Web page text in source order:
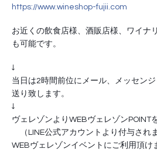
https://www.wineshop-fujii.com
お近くの飲食店様、酒販店様、ワイナ
も可能です。
↓
当日は2時間前位にメール、メッセン
送り致します。
↓
ヴェレゾンよりWEBヴェレゾンPOINT
（LINE公式アカウントより付与され
WEBヴェレゾンイベントにご利用頂